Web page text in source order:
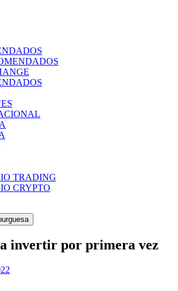
TRADING
CRYPTO
invertir por primera vez